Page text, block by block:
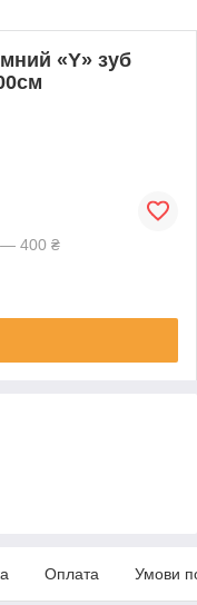
«Y» зуб
— 400 ₴
Оплата Умови